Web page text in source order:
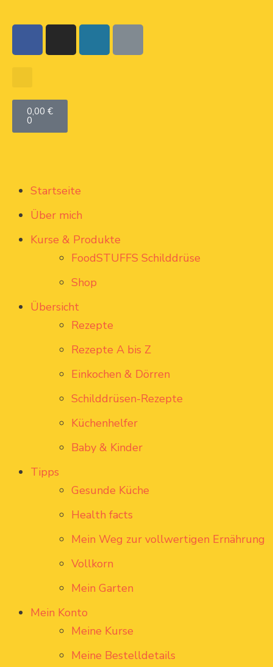
0,00 €
0
Startseite
Über mich
Kurse & Produkte
FoodSTUFFS Schilddrüse
Shop
Übersicht
Rezepte
Rezepte A bis Z
Einkochen & Dörren
Schilddrüsen-Rezepte
Küchenhelfer
Baby & Kinder
Tipps
Gesunde Küche
Health facts
Mein Weg zur vollwertigen Ernährung
Vollkorn
Mein Garten
Mein Konto
Meine Kurse
Meine Bestelldetails